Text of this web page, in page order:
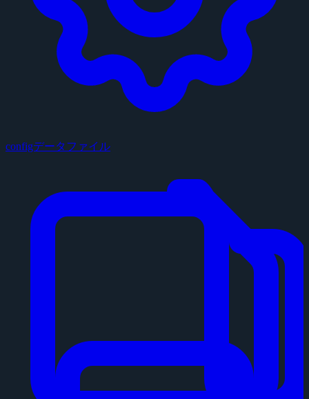
configデータファイル